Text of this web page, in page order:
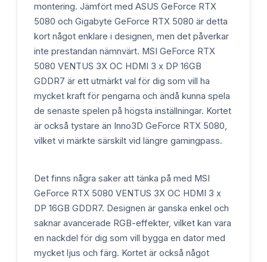
montering. Jämfört med ASUS GeForce RTX
5080 och Gigabyte GeForce RTX 5080 är detta
kort något enklare i designen, men det påverkar
inte prestandan nämnvärt. MSI GeForce RTX
5080 VENTUS 3X OC HDMI 3 x DP 16GB
GDDR7 är ett utmärkt val för dig som vill ha
mycket kraft för pengarna och ändå kunna spela
de senaste spelen på högsta inställningar. Kortet
är också tystare än Inno3D GeForce RTX 5080,
vilket vi märkte särskilt vid längre gamingpass.
Det finns några saker att tänka på med MSI
GeForce RTX 5080 VENTUS 3X OC HDMI 3 x
DP 16GB GDDR7. Designen är ganska enkel och
saknar avancerade RGB-effekter, vilket kan vara
en nackdel för dig som vill bygga en dator med
mycket ljus och färg. Kortet är också något